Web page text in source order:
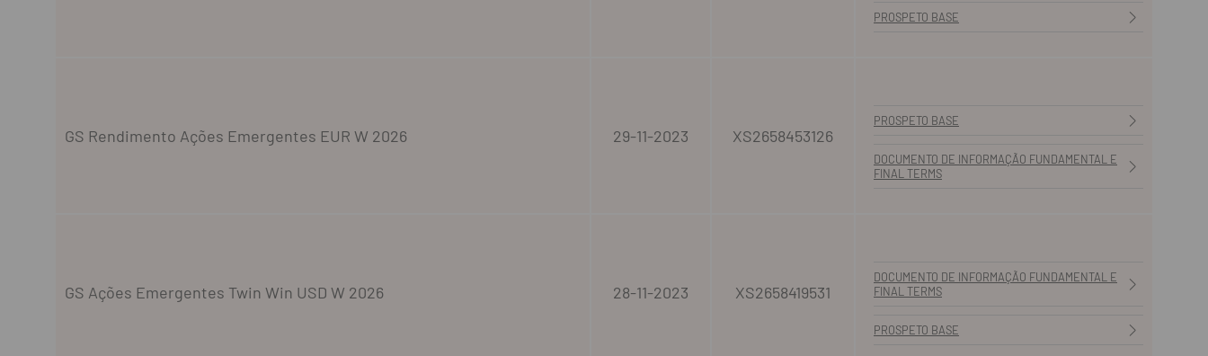
PROSPETO BASE
GS Rendimento Ações Emergentes EUR W 2026 29-11-2023 XS2658453126
PROSPETO BASE
DOCUMENTO DE INFORMAÇÃO FUNDAMENTAL E
FINAL TERMS
GS Ações Emergentes Twin Win USD W 2026 28-11-2023 XS2658419531
DOCUMENTO DE INFORMAÇÃO FUNDAMENTAL E
FINAL TERMS
PROSPETO BASE